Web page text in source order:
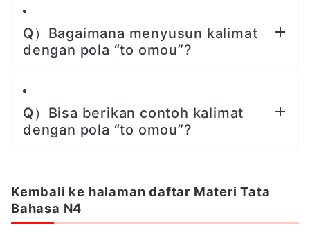
Q）Bagaimana menyusun kalimat
dengan pola “to omou”?
Q）Bisa berikan contoh kalimat
dengan pola “to omou”?
Kembali ke halaman daftar Materi Tata
Bahasa N4